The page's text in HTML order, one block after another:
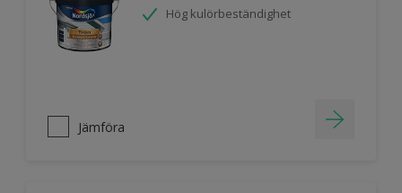
Hög kulörbeständighet
Jämföra